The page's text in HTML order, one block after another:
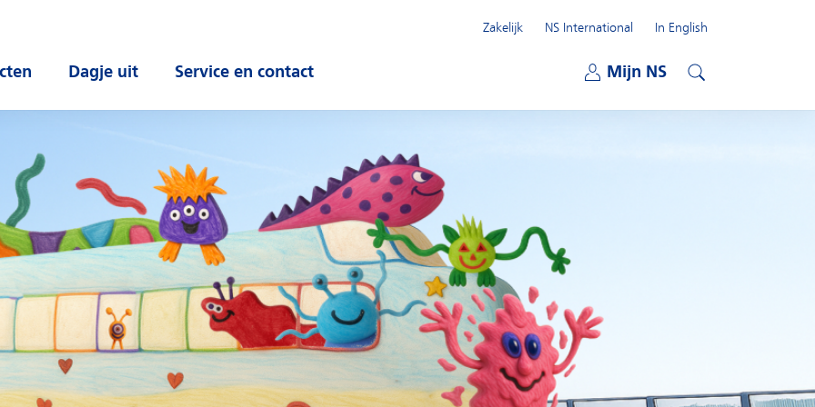
Dagje uit
Service en contact
Mijn NS
Zakelijk
NS International
In English